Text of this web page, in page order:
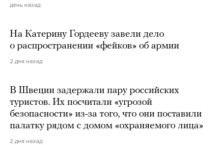
день назад
На Катерину Гордееву завели дело
о распространении «фейков» об армии
2 дня назад
В Швеции задержали пару российских
туристов. Их посчитали «угрозой
безопасности» из-за того, что они поставили
палатку рядом с домом «охраняемого лица»
2 дня назад